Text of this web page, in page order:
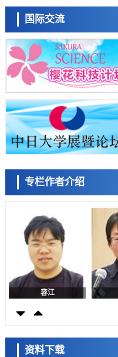
劣化抑制机制，为提升轮胎安
科学研究
近畿大学等发现植物染料“日本
成为新型功能性材料
科学研究
群马大学开发针对难治性癫痫
子抑制发作
科学研究
九州大学揭示夜间眼压升高机
科学研究
东京都产技研采用新手法开发
证电容器可在汽车发动机等高温
经济・社会
日本生成式AI使用者占比一年
政策
日本修订首都直下型地震紧急
化火灾防控
福井大学发现细胞记忆过往并
迥异之谜
科学研究
神户大学确认口服癌症疫苗
癌患者中开展临床试验
日本发布《令和8年版科学技术
首年度政策方向
科学研究
东京大学发现可诱导细胞死亡
东京都健康长寿医疗中心跨器
国际交流
专栏作者介绍
流员
小岩井忠道
陈小牧
容江
资料下载